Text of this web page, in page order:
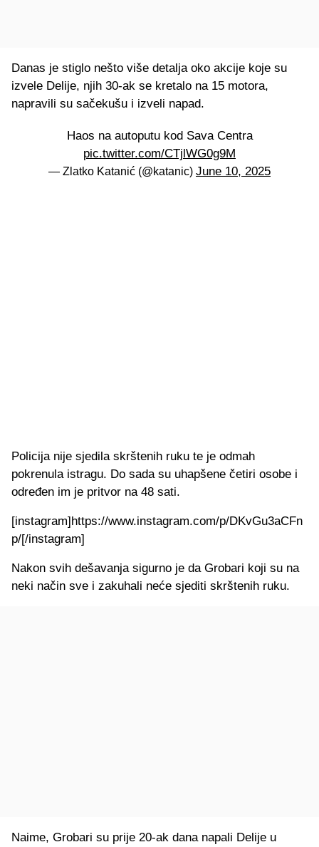
Danas je stiglo nešto više detalja oko akcije koje su
izvele Delije, njih 30-ak se kretalo na 15 motora,
napravili su sačekušu i izveli napad.
Haos na autoputu kod Sava Centra
pic.twitter.com/CTjlWG0g9M
— Zlatko Katanić (@katanic) June 10, 2025
Policija nije sjedila skrštenih ruku te je odmah
pokrenula istragu. Do sada su uhapšene četiri osobe i
određen im je pritvor na 48 sati.
[instagram]https://www.instagram.com/p/DKvGu3aCFn
p/[/instagram]
Nakon svih dešavanja sigurno je da Grobari koji su na
neki način sve i zakuhali neće sjediti skrštenih ruku.
Naime, Grobari su prije 20-ak dana napali Delije u